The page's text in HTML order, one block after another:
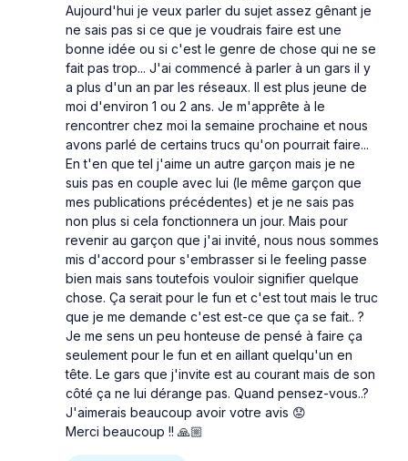
Aujourd'hui je veux parler du sujet assez gênant je
ne sais pas si ce que je voudrais faire est une
bonne idée ou si c'est le genre de chose qui ne se
fait pas trop... J'ai commencé à parler à un gars il y
a plus d'un an par les réseaux. Il est plus jeune de
moi d'environ 1 ou 2 ans. Je m'apprête à le
rencontrer chez moi la semaine prochaine et nous
avons parlé de certains trucs qu'on pourrait faire...
En t'en que tel j'aime un autre garçon mais je ne
suis pas en couple avec lui (le même garçon que
mes publications précédentes) et je ne sais pas
non plus si cela fonctionnera un jour. Mais pour
revenir au garçon que j'ai invité, nous nous sommes
mis d'accord pour s'embrasser si le feeling passe
bien mais sans toutefois vouloir signifier quelque
chose. Ça serait pour le fun et c'est tout mais le truc
que je me demande c'est est-ce que ça se fait.. ?
Je me sens un peu honteuse de pensé à faire ça
seulement pour le fun et en aillant quelqu'un en
tête. Le gars que j'invite est au courant mais de son
côté ça ne lui dérange pas. Quand pensez-vous..?
J'aimerais beaucoup avoir votre avis 😟
Merci beaucoup !! 🙏🏼